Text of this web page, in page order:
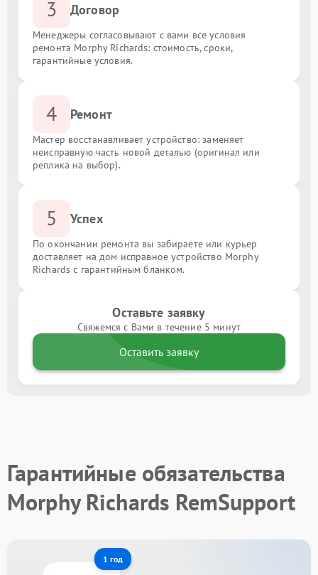
3 Договор
Менеджеры согласовывают с вами все условия
ремонта Morphy Richards: стоимость, сроки,
гарантийные условия.
4 Ремонт
Мастер восстанавливает устройство: заменяет
неисправную часть новой деталью (оригинал или
реплика на выбор).
5 Успех
По окончании ремонта вы забираете или курьер
доставляет на дом исправное устройство Morphy
Richards с гарантийным бланком.
Оставьте заявку
Свяжемся с Вами в течение 5 минут
Оставить заявку
Гарантийные обязательства
Morphy Richards RemSupport
1 год